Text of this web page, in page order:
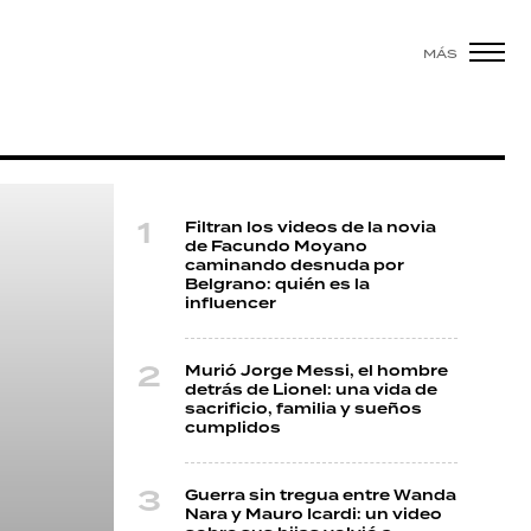
MÁS
Filtran los videos de la novia
de Facundo Moyano
caminando desnuda por
Belgrano: quién es la
influencer
Murió Jorge Messi, el hombre
detrás de Lionel: una vida de
sacrificio, familia y sueños
cumplidos
Guerra sin tregua entre Wanda
Nara y Mauro Icardi: un video